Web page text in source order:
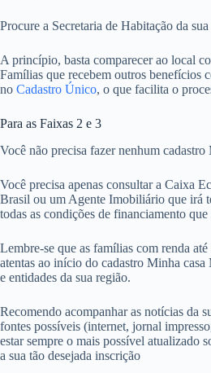
Procure a Secretaria de Habitação da
A princípio, basta comparecer ao local
Famílias que recebem outros benefícios
no Cadastro Único, o que facilita o
Para as Faixas 2 e 3
Você não precisa fazer nenhum
Você precisa apenas consultar a Caixa
Brasil ou um Agente Imobiliário que irá
todas as condições de financiamento que
Lembre-se que as famílias com renda
atentas ao início do cadastro Minha
e entidades da sua região.
Recomendo acompanhar as notícias da
fontes possíveis (internet, jornal
estar sempre o mais possível atualizado
a sua tão desejada inscrição